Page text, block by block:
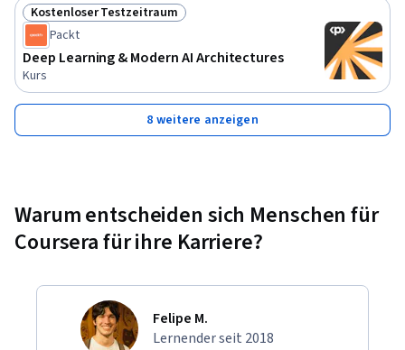
Status: Kostenloser Testzeitraum
Kostenloser Testzeitraum
Packt
Deep Learning & Modern AI Architectures
Kurs
8 weitere anzeigen
Warum entscheiden sich Menschen für
Coursera für ihre Karriere?
Felipe M.
Lernender seit 2018